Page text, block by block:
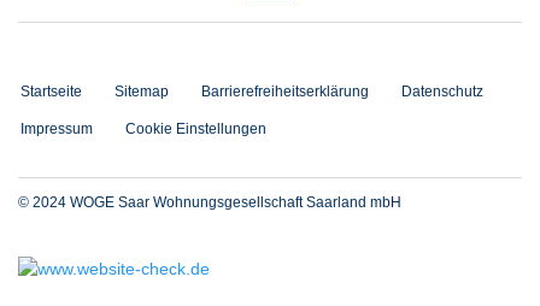
Startseite Sitemap Barrierefreiheitserklärung Datenschutz
Impressum Cookie Einstellungen
© 2024 WOGE Saar Wohnungsgesellschaft Saarland mbH